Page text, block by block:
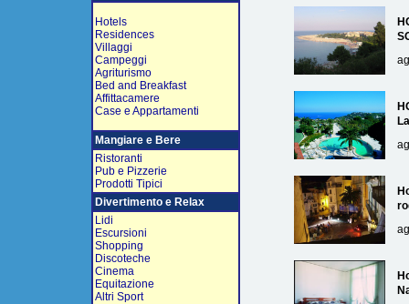
Hotels
Residences
Villaggi
Campeggi
Agriturismo
Bed and Breakfast
Affittacamere
Case e Appartamenti
Mangiare e Bere
Ristoranti
Pub e Pizzerie
Prodotti Tipici
Divertimento e Relax
Lidi
Escursioni
Shopping
Discoteche
Cinema
Equitazione
Altri Sport